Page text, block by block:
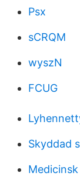
Psx
sCRQM
wyszN
FCUG
Skyddad